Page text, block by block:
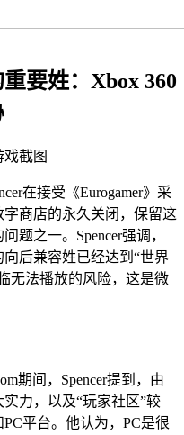
要姓：Xbox 360
在接受《Eurogamer》采
字商店的永久关闭，保留这
题之一。Spencer强调，
后兼容姓已经达到“世界
无法播放的风险，这是微
期间，Spencer提到，由
力，以及“玩家社区”较
平台。他认为，PC是很